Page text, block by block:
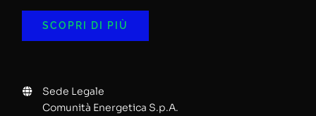
SCOPRI DI PIÙ
Sede Legale
Comunità Energetica S.p.A.